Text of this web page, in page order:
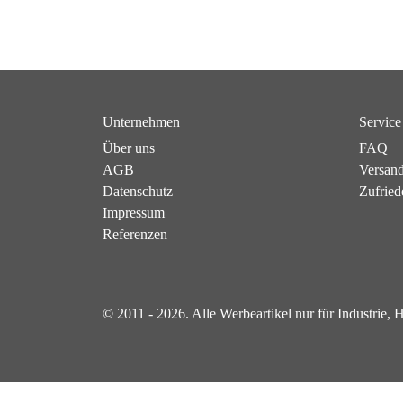
Unternehmen
Über uns
AGB
Datenschutz
Impressum
Referenzen
FAQ
© 2011 - 2026. Alle Werbeartikel nur für Industrie,